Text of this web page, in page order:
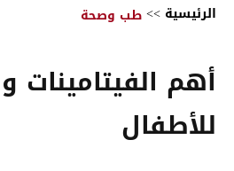
الرئيسية >>طب وصحة
أهم الفيتامينات
للأطفال